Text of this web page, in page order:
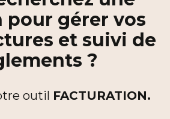
gérer vos
et suivi de
?
outil FACTURATION.